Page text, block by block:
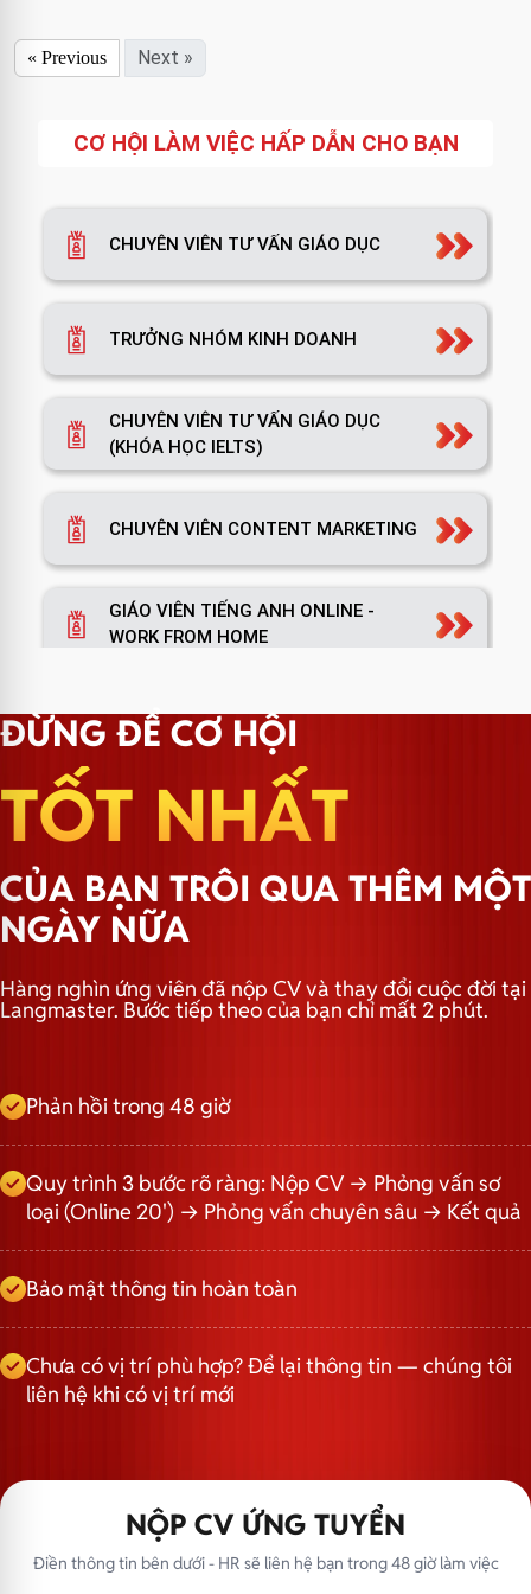
« Previous Next »
CƠ HỘI LÀM VIỆC HẤP DẪN CHO BẠN
CHUYÊN VIÊN TƯ VẤN GIÁO DỤC
TRƯỞNG NHÓM KINH DOANH
CHUYÊN VIÊN TƯ VẤN GIÁO DỤC
(KHÓA HỌC IELTS)
CHUYÊN VIÊN CONTENT MARKETING
GIÁO VIÊN TIẾNG ANH ONLINE -
WORK FROM HOME
TRƯỞNG NHÓM MARKETING
TRƯỞNG PHÒNG MARKETING
TRƯỞNG NHÓM HÀNH CHÍNH
ĐỪNG ĐỂ CƠ HỘI
TỐT NHẤT
CỦA BẠN TRÔI QUA THÊM MỘT
NGÀY NỮA
Hàng nghìn ứng viên đã nộp CV và thay đổi cuộc đời tại
Langmaster. Bước tiếp theo của bạn chỉ mất 2 phút.
Phản hồi trong 48 giờ
Quy trình 3 bước rõ ràng: Nộp CV → Phỏng vấn sơ
loại (Online 20') → Phỏng vấn chuyên sâu → Kết quả
Bảo mật thông tin hoàn toàn
Chưa có vị trí phù hợp? Để lại thông tin — chúng tôi
liên hệ khi có vị trí mới
NỘP CV ỨNG TUYỂN
Điền thông tin bên dưới - HR sẽ liên hệ bạn trong 48 giờ làm việc